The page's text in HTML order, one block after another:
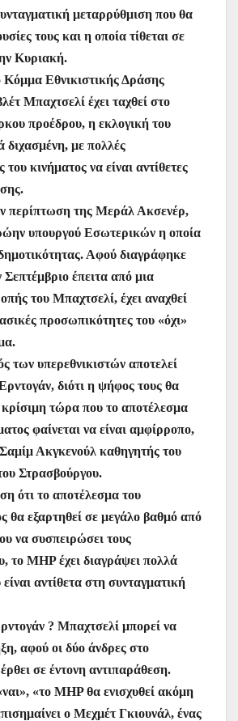
μεταρρύθμιση που θα
τους και η οποία τίθεται σε
Κυριακή.
Εθνικιστικής Δράσης
Μπαχτσελί έχει ταχθεί στο
προέδρου, η εκλογική του
διχασμένη, με πολλές
κινήματος να είναι αντίθετες
περίπτωση της Μεράλ Ακσενέρ,
υπουργού Εσωτερικών η οποία
Αφού διαγράφηκε
έπειτα από μια
του Μπαχτσελί, έχει αναχθεί
προσωπικότητες του «όχι»
των υπερεθνικιστών αποτελεί
διότι η ψήφος τους θα
κρίσιμη τώρα που το αποτέλεσμα
φαίνεται να είναι αμφίρροπο,
Ακγκενούλ καθηγητής του
Στρασβούργου.
ότι το αποτέλεσμα του
θα εξαρτηθεί σε μεγάλο βαθμό από
να συσπειρώσει τους
το MHP έχει διαγράψει πολλά
αντίθετα στη συνταγματική
? Μπαχτσελί μπορεί να
αφού οι δύο άνδρες στο
σε έντονη αντιπαράθεση.
«το MHP θα ενισχυθεί ακόμη
ο Μεχμέτ Γκιουνάλ, ένας